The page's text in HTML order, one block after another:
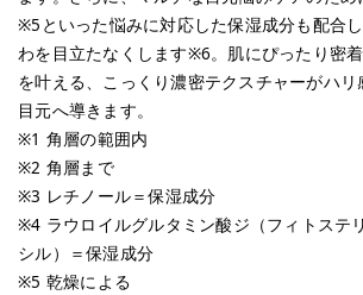
※5といった悩みに対応した保湿成分も配合
わを目立たなくします※6。肌にぴったり密
を叶える、こっくり濃密テクスチャーがハリ
目元へ導きます。
※1 角層の範囲内
※2 角層まで
※3 レチノール＝保湿成分
※4 ラウロイルグルタミン酸ジ（フィトステ
シル）＝保湿成分
※5 乾燥による